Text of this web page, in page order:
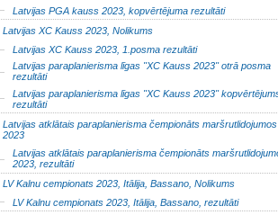
Latvijas PGA kauss 2023, kopvērtējuma rezultāti
Latvijas XC Kauss 2023, Nolikums
Latvijas XC Kauss 2023, 1.posma rezultāti
Latvijas paraplanierisma līgas "XC Kauss 2023" otrā posma
rezultāti
Latvijas paraplanierisma līgas "XC Kauss 2023"
rezultāti
Latvijas atklātais paraplanierisma čempionāts maršrutlidojumos
2023
Latvijas atklātais paraplanierisma čempionāts
2023, rezultāti
LV Kalnu cempionats 2023, Itālija, Bassano, Nolikums
LV Kalnu cempionats 2023, Itālija, Bassano, rezultāti